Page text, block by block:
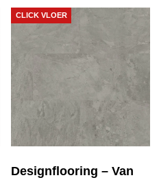
CLICK VLOER
Designflooring – Van